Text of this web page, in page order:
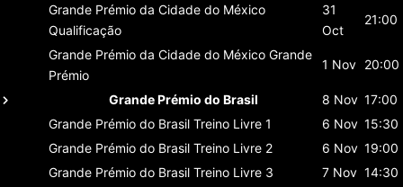
Grande Prémio da Cidade do México
Qualificação
31
Oct
21:00
Grande Prémio da Cidade do México Grande
Prémio
1 Nov 20:00
Grande Prémio do Brasil 8 Nov 17:00
Grande Prémio do Brasil Treino Livre 1 6 Nov 15:30
Grande Prémio do Brasil Treino Livre 2 6 Nov 19:00
Grande Prémio do Brasil Treino Livre 3 7 Nov 14:30